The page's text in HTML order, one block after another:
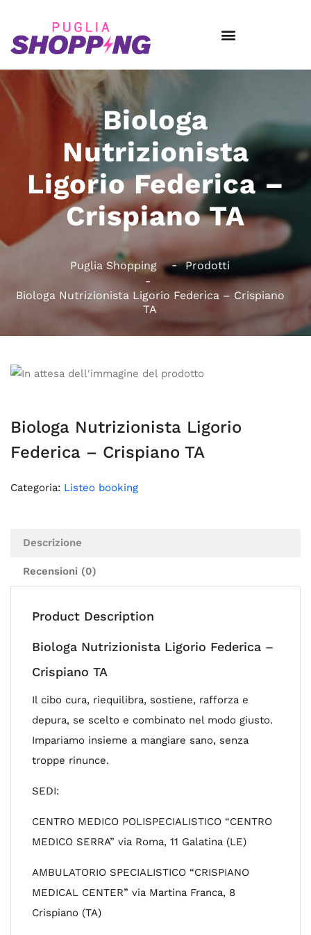
Biologa
Nutrizionista
Ligorio Federica –
Crispiano TA
Puglia Shopping Prodotti
Biologa Nutrizionista Ligorio Federica – Crispiano
TA
Biologa Nutrizionista Ligorio
Federica – Crispiano TA
Categoria: Listeo booking
Descrizione
Recensioni (0)
Product Description
Biologa Nutrizionista Ligorio Federica –
Crispiano TA
Il cibo cura, riequilibra, sostiene, rafforza e
depura, se scelto e combinato nel modo giusto.
Impariamo insieme a mangiare sano, senza
troppe rinunce.
SEDI:
CENTRO MEDICO POLISPECIALISTICO “CENTRO
MEDICO SERRA” via Roma, 11 Galatina (LE)
AMBULATORIO SPECIALISTICO “CRISPIANO
MEDICAL CENTER” via Martina Franca, 8
Crispiano (TA)